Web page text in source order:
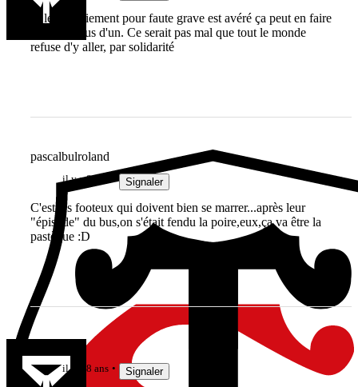
Si le licenciement pour faute grave est avéré ça peut en faire
réfléchir plus d'un. Ce serait pas mal que tout le monde
refuse d'y aller, par solidarité
pascalbulroland
il y a 8 ans Signaler
C'est les footeux qui doivent bien se marrer...après leur
"épisode" du bus,on s'était fendu la poire,eux,ça va être la
pastèque :D
il y a 8 ans Signaler